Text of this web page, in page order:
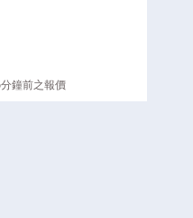
鐘前之報價